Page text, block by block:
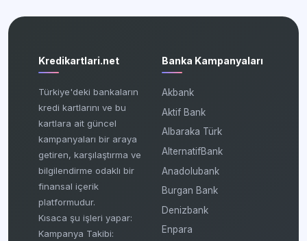
Kredikartlari.net
Türkiye'deki bankaların
kredi kartlarını ve bu
kartlara ait güncel
kampanyaları bir araya
getiren, karşılaştırma ve
bilgilendirme odaklı bir
finansal içerik
platformudur.
Kısaca şu işleri yapar:
Kampanya Takibi:
Banka Kampanyaları
Akbank
Aktif Bank
Albaraka Türk
AlternatifBank
Anadolubank
Burgan Bank
Denizbank
Enpara